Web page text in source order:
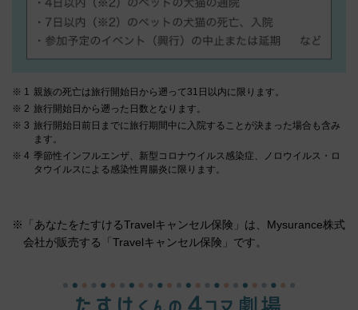
親族の死亡は旅行開始日から遡って31日以内に限ります。
旅行開始日から遡った日数となります。
旅行開始日前日までに旅行期間中に入院することが決まった場合も含み
ます。
季節性インフルエンザ、新型コロナウイルス感染症、ノロウイルス・ロ
タウイルスによる感染性胃腸炎に限ります。
※「あなたをたすけるTravelキャンセル保険」は、Mysurance株式
会社が販売する「Travelキャンセル保険」です。